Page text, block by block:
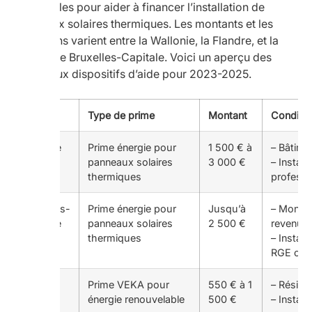
disponibles pour aider à financer l’installation de
panneaux solaires thermiques. Les montants et les
conditions varient entre la Wallonie, la Flandre, et la
Région de Bruxelles-Capitale. Voici un aperçu des
principaux dispositifs d’aide pour 2023-2025.
Type de prime Montant
Wallonie
Prime énergie pour
panneaux solaires
thermiques
1 500 € à
3 000 €
–
–
Bruxelles-
Capitale
Prime énergie pour
panneaux solaires
thermiques
Jusqu’à
2 500 €
–
revenus
–
RGE
Prime VEKA pour
énergie renouvelable
550 € à 1
500 €
–
–